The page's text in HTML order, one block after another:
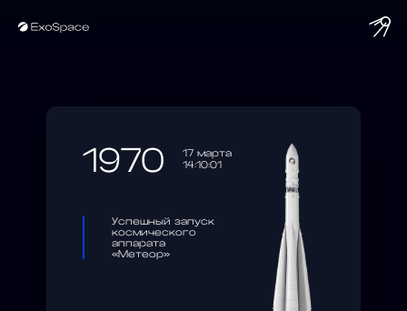
1970
17 марта
14:10:01
Успешный запуск
космического
аппарата
«Метеор»